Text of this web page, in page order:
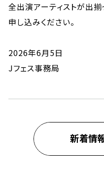
全出演アーティストが出揃
申し込みください。
2026年6月5日
Jフェス事務局
新着情